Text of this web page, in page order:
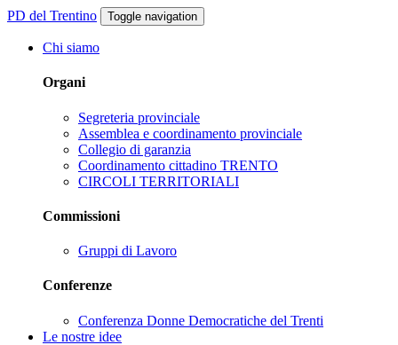
PD del Trentino Toggle navigation
Chi siamo
Organi
Segreteria provinciale
Assemblea e coordinamento provinciale
Collegio di garanzia
Coordinamento cittadino TRENTO
CIRCOLI TERRITORIALI
Commissioni
Gruppi di Lavoro
Conferenze
Conferenza Donne Democratiche del Trenti
Le nostre idee